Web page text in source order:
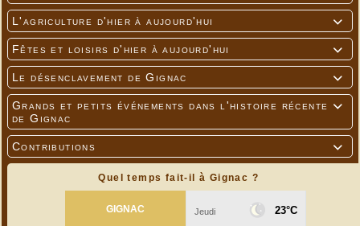

L'agriculture d'hier à aujourd'hui

Fêtes et loisirs d'hier à aujourd'hui

Le désenclavement de Gignac

Grands et petits événements dans l'histoire récente
de Gignac

Contributions
Quel temps fait-il à Gignac ?